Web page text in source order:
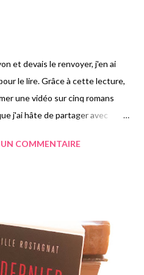
et devais le renvoyer, j'en ai
le lire. Grâce à cette lecture,
une vidéo sur cinq romans
j'ai hâte de partager avec
terminé dans mon premier
ami Said. Ce dernier est un
dans une grande ville afin
paysan. Leila de son côté a
UN COMMENTAIRE